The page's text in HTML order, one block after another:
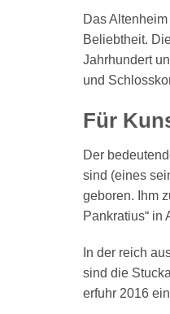
Das
Beliebtheit.
Jahrhundert
und
Für
Der
sind (eines
geboren. Ihm
Pankratius“ in
In der reich
sind die
erfuhr 2016